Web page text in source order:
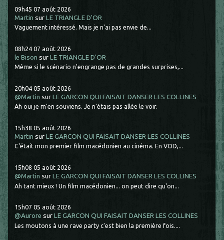
09h45 07 août 2026
Martin surLE TRIANGLE D'OR
Vaguement intéressé. Mais je n'ai pas envie de...
08h24 07 août 2026
le Bison surLE TRIANGLE D'OR
Même si le scénario n'engrange pas de grandes surprises,...
20h04 05 août 2026
@Martin surLE GARCON QUI FAISAIT DANSER LES COLLINES
Ah oui je m'en souviens. Je n'étais pas allée le voir.
15h38 05 août 2026
Martin surLE GARCON QUI FAISAIT DANSER LES COLLINES
C'était mon premier film macédonien au cinéma. En VOD,...
15h08 05 août 2026
@Martin surLE GARCON QUI FAISAIT DANSER LES COLLINES
Ah tant mieux ! Un film macédonien... on peut dire qu'on...
15h07 05 août 2026
@Aurore surLE GARCON QUI FAISAIT DANSER LES COLLINES
Les moutons à une rave party c'est bien la première fois....